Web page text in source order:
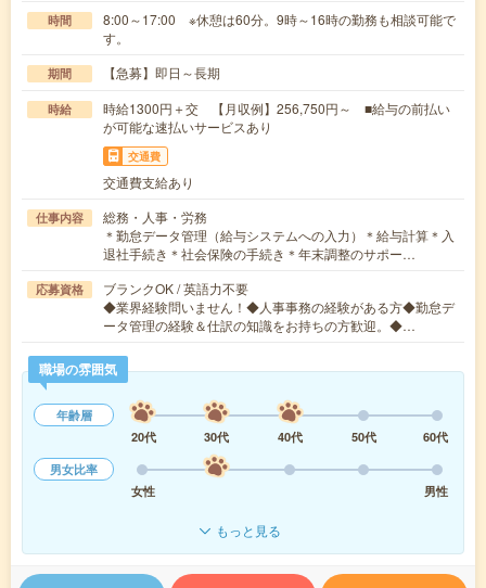
時間
8:00～17:00 ※休憩は60分。9時～16時の勤務も相談可能で
す。
期間 【急募】即日～長期
時給
時給1300円＋交 【月収例】256,750円～ ■給与の前払い
が可能な速払いサービスあり
交通費
交通費支給あり
仕事内容
総務・人事・労務
＊勤怠データ管理（給与システムへの入力）＊給与計算＊入
退社手続き＊社会保険の手続き＊年末調整のサポー…
応募資格
ブランクOK / 英語力不要
◆業界経験問いません！◆人事事務の経験がある方◆勤怠デ
ータ管理の経験＆仕訳の知識をお持ちの方歓迎。◆…
職場の雰囲気
年齢層
20代
30代 40代 50代
60代
男女比率
女性
男性
もっと見る